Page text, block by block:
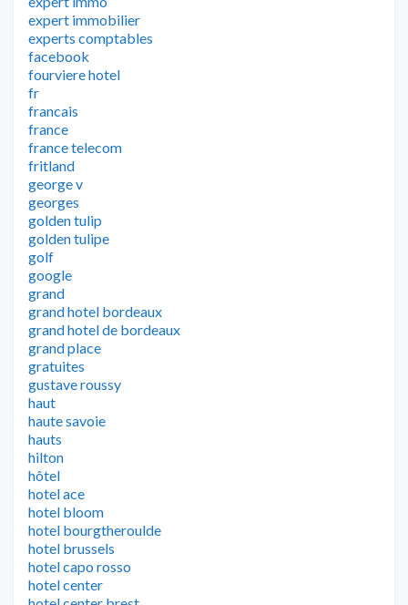
expert immobilier
experts comptables
facebook
fourviere hotel
fr
francais
france
france telecom
fritland
george v
georges
golden tulip
golden tulipe
golf
google
grand
grand hotel bordeaux
grand hotel de bordeaux
grand place
gratuites
gustave roussy
haut
haute savoie
hauts
hilton
hôtel
hotel ace
hotel bloom
hotel bourgtheroulde
hotel brussels
hotel capo rosso
hotel center